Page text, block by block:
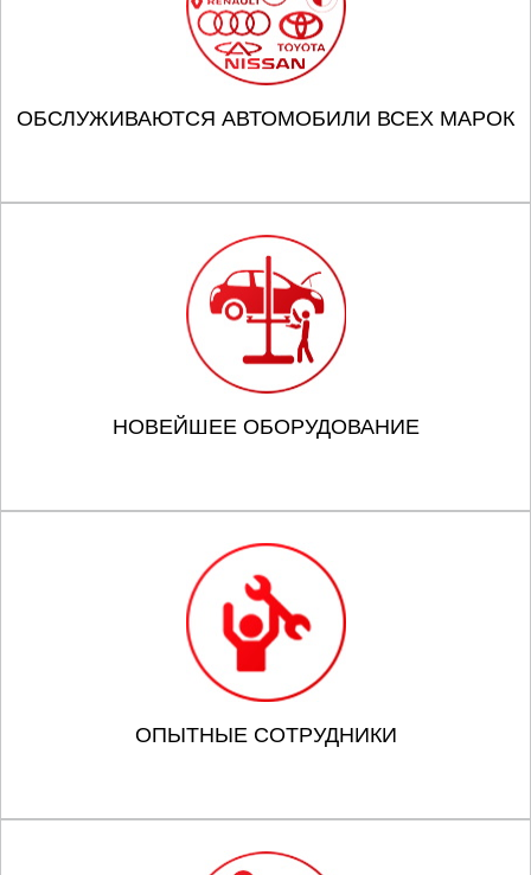
ОБСЛУЖИВАЮТСЯ АВТОМОБИЛИ ВСЕХ МАРОК
НОВЕЙШЕЕ ОБОРУДОВАНИЕ
ОПЫТНЫЕ СОТРУДНИКИ